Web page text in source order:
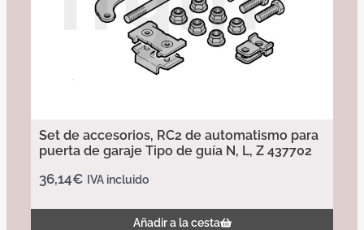
Set de accesorios, RC2 de automatismo para
puerta de garaje Tipo de guía N, L, Z 437702
36,14€ IVA incluido
Añadir a la cesta